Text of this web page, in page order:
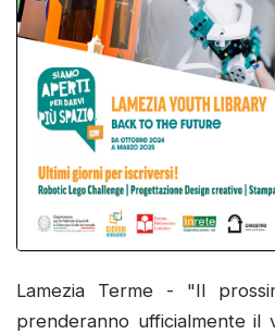
Lamezia Terme - "Il
prenderanno ufficialmente il